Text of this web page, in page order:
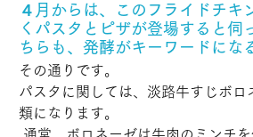
４月からは、このフライドチキ
くパスタとピザが登場すると伺
ちらも、発酵がキーワードにな
その通りです。
パスタに関しては、淡路牛すじボロ
類になります。